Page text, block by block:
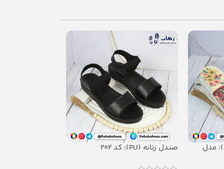
دمپایی زنانه (Airblowing): مدل
صندل زنانه (PU): کد 202